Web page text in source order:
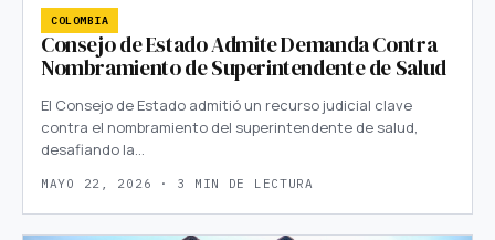
COLOMBIA
Consejo de Estado Admite Demanda Contra
Nombramiento de Superintendente de Salud
El Consejo de Estado admitió un recurso judicial clave
contra el nombramiento del superintendente de salud,
desafiando la…
MAYO 22, 2026 · 3 MIN DE LECTURA